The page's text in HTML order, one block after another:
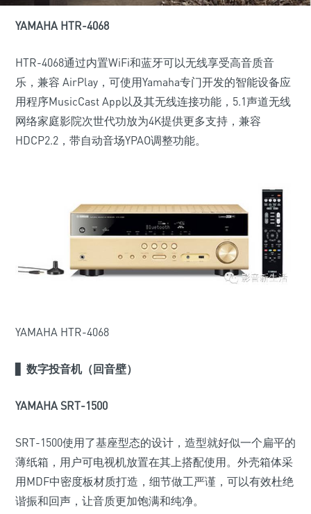
YAMAHA HTR-4068
HTR-4068通过内置WiFi和蓝牙可以无线享受高音质音
乐，兼容 AirPlay，可使用Yamaha专门开发的智能设备应
用程序MusicCast App以及其无线连接功能，5.1声道无线
网络家庭影院次世代功放为4K提供更多支持，兼容
HDCP2.2，带自动音场YPAO调整功能。
YAMAHA HTR-4068
数字投音机（回音壁）
YAMAHA SRT-1500
SRT-1500使用了基座型态的设计，造型就好似一个扁平的
薄纸箱，用户可电视机放置在其上搭配使用。外壳箱体采
用MDF中密度板材质打造，细节做工严谨，可以有效杜绝
谐振和回声，让音质更加饱满和纯净。